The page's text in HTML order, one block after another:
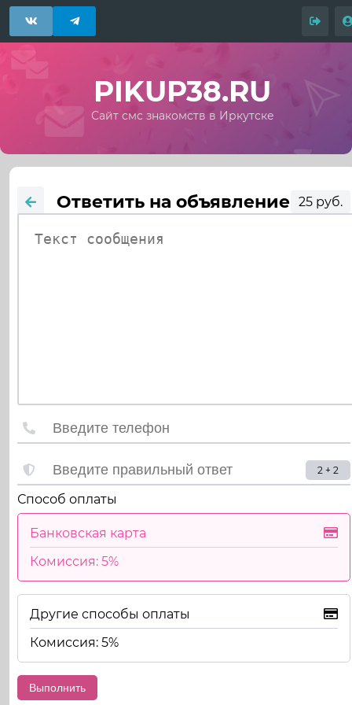
PIKUP38.RU
Сайт смс знакомств в Иркутске
Ответить на объявление 25 руб.
2 + 2
Способ оплаты
Банковская карта
Комиссия: 5%
Другие способы оплаты
Комиссия: 5%